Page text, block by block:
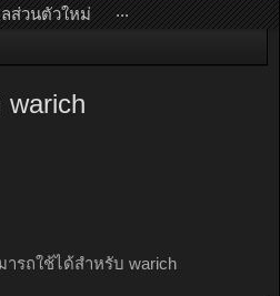
รถใช้ได้สำหรับ warich
ส่วนตัวใหม่ ...